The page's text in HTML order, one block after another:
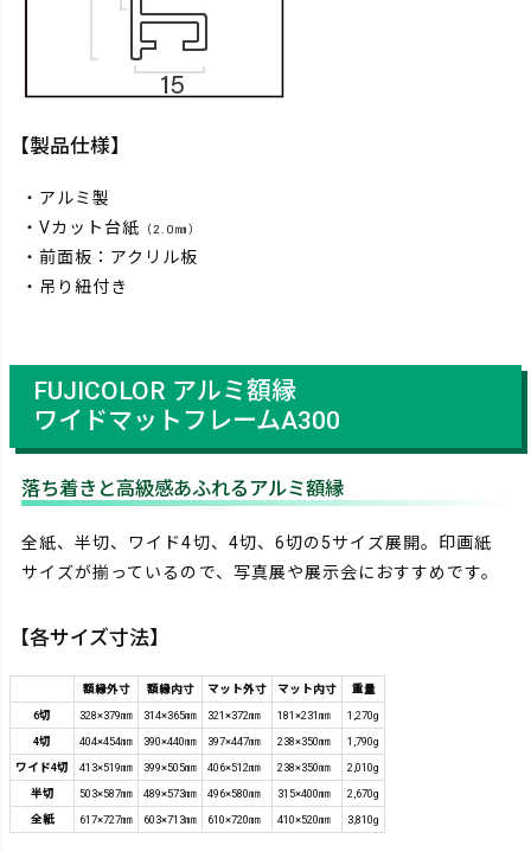
【製品仕様】
・アルミ製
・Vカット台紙
（2.0㎜）
・前面板：アクリル板
・吊り紐付き
FUJICOLOR アルミ額縁
ワイドマットフレームA300
落ち着きと高級感あふれるアルミ額縁
全紙、半切、ワイド4切、4切、6切の5サイズ展開。印画紙
サイズが揃っているので、写真展や展示会におすすめです。
【各サイズ寸法】
額縁外寸 額縁内寸 マット外寸 マット内寸
重量
6切
328×379㎜ 314×365㎜ 321×372㎜ 181×231㎜
1,270g
4切
404×454㎜ 390×440㎜ 397×447㎜ 238×350㎜
1,790g
ワイド4切
413×519㎜ 399×505㎜ 406×512㎜ 238×350㎜
2,010g
半切
503×587㎜ 489×573㎜ 496×580㎜ 315×400㎜
2,670g
全紙
617×727㎜ 603×713㎜ 610×720㎜ 410×520㎜ 3,810g